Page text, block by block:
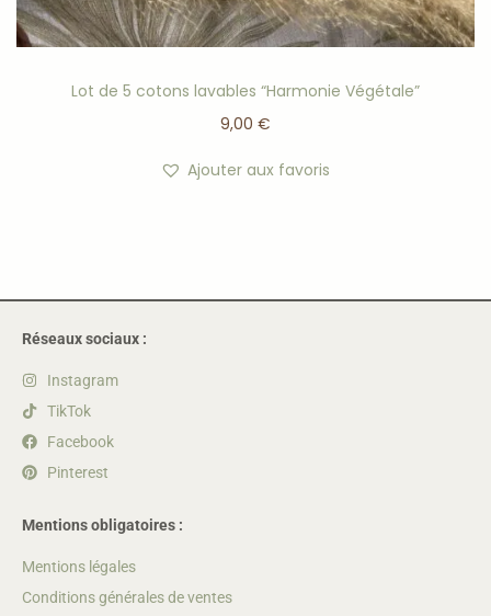
Lot de 5 cotons lavables “Harmonie Végétale”
9,00 €
Ajouter aux favoris
Réseaux sociaux :
Instagram
TikTok
Facebook
Pinterest
Mentions obligatoires :
Mentions légales
Conditions générales de ventes